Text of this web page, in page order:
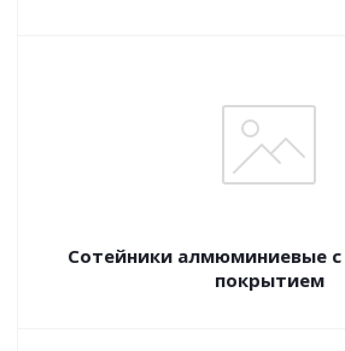
Сотейники алмюминиевые
покрытием